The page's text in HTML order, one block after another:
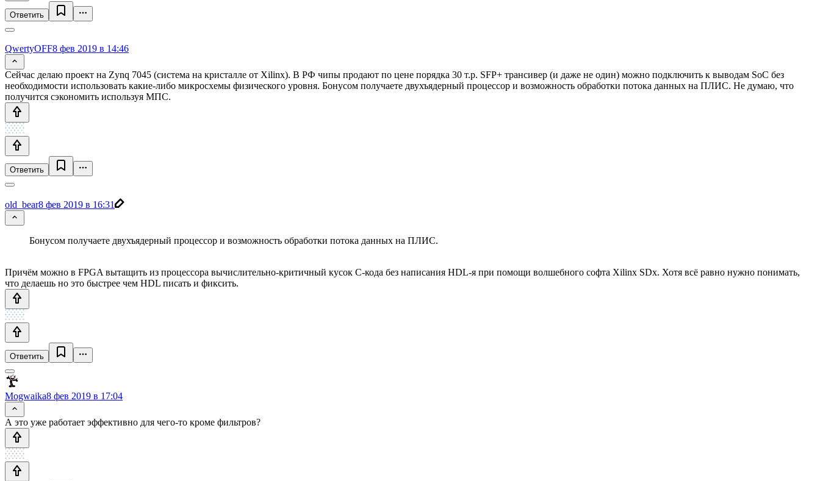
Ответить
QwertyOFF8 фев 2019 в 14:46
Сейчас делаю проект на Zynq 7045 (система на кристалле от Xilinx). В РФ чипы продают по цене порядка 30 т.р. SFP+ трансивер (и даже не один) можно подключить к выводам SoC без
необходимости использовать какие-либо микросхемы физического уровня. Бонусом получаете двухъядерный процессор и возможность обработки потока данных на ПЛИС. Не думаю, что
получится сэкономить используя МПС.
Ответить
old_bear8 фев 2019 в 16:31
Бонусом получаете двухъядерный процессор и возможность обработки потока данных на ПЛИС.
Причём можно в FPGA вытащить из процессора вычислительно-критичный кусок С-кода без написания HDL-я при помощи волшебного софта Xilinx SDx. Хотя всё равно нужно понимать,
что делаешь но это быстрее чем HDL писать и фиксить.
Ответить
Mogwaika8 фев 2019 в 17:04
А это уже работает эффективно для чего-то кроме фильтров?